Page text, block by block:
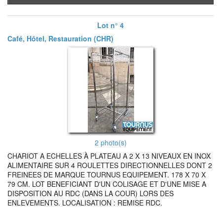
Lot n° 4
Café, Hôtel, Restauration (CHR)
2 photo(s)
CHARIOT A ECHELLES À PLATEAU A 2 X 13 NIVEAUX EN INOX
ALIMENTAIRE SUR 4 ROULETTES DIRECTIONNELLES DONT 2
FREINEES DE MARQUE TOURNUS EQUIPEMENT. 178 X 70 X
79 CM. LOT BENEFICIANT D'UN COLISAGE ET D'UNE MISE A
DISPOSITION AU RDC (DANS LA COUR) LORS DES
ENLEVEMENTS. LOCALISATION : REMISE RDC.